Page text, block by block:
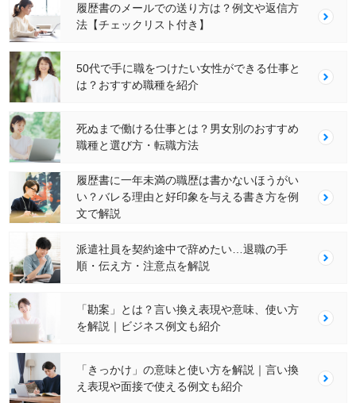
履歴書のメールでの送り方は？例文や返信方
法【チェックリスト付き】
50代で手に職をつけたい女性ができる仕事と
は？おすすめ職種を紹介
死ぬまで働ける仕事とは？男女別のおすすめ
職種と選び方・転職方法
履歴書に一年未満の職歴は書かないほうがい
い？バレる理由と好印象を与える書き方を例
文で解説
派遣社員を契約途中で辞めたい…退職の手
順・伝え方・注意点を解説
「勘案」とは？言い換え表現や意味、使い方
を解説｜ビジネス例文も紹介
「きっかけ」の意味と使い方を解説｜言い換
え表現や面接で使える例文も紹介